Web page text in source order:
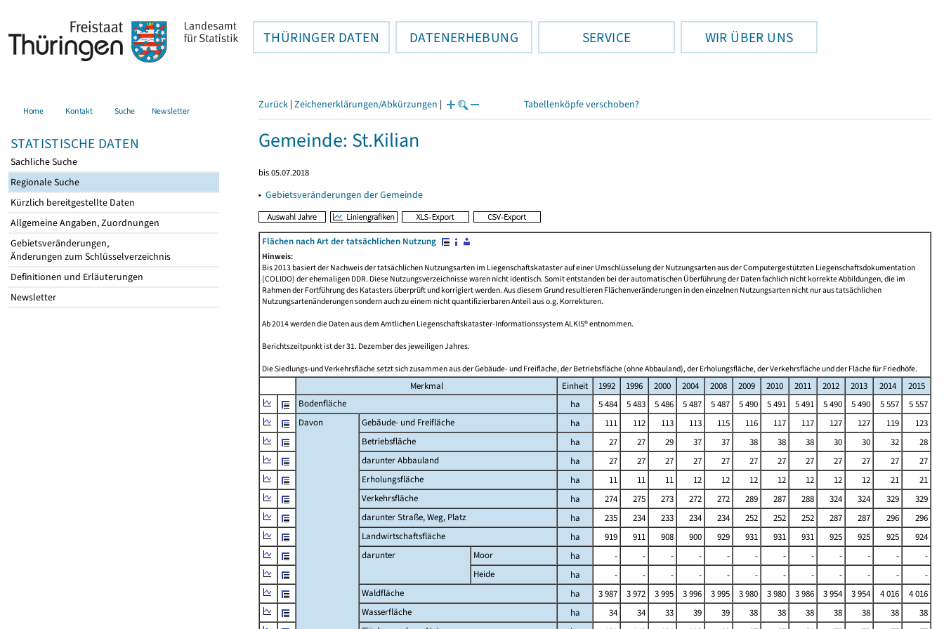
THÜRINGER DATEN DATENERHEBUNG SERVICE WIR ÜBER UNS
Home Kontakt Suche Newsletter
STATISTISCHE DATEN
Sachliche Suche
Regionale Suche
Kürzlich bereitgestellte Daten
Allgemeine Angaben, Zuordnungen
Gebietsveränderungen,
Änderungen zum Schlüsselverzeichnis
Definitionen und Erläuterungen
Newsletter
Zurück | Zeichenerklärungen/Abkürzungen | Tabellenköpfe verschoben?
Gemeinde: St.Kilian
bis 05.07.2018
▸ Gebietsveränderungen der Gemeinde
Flächen nach Art der tatsächlichen Nutzung
Hinweis:
Bis 2013 basiert der Nachweis der tatsächlichen Nutzungsarten im Liegenschaftskataster auf einer Umschlüsselung der Nutzungsarten aus der Computergestützten Liegenschaftsdokumentation
(COLIDO) der ehemaligen DDR. Diese Nutzungsverzeichnisse waren nicht identisch. Somit entstanden bei der automatischen Überführung der Daten fachlich nicht korrekte Abbildungen, die im
Rahmen der Fortführung des Katasters überprüft und korrigiert werden. Aus diesem Grund resultieren Flächenveränderungen in den einzelnen Nutzungsarten nicht nur aus tatsächlichen
Nutzungsartenänderungen sondern auch zu einem nicht quantifizierbaren Anteil aus o.g. Korrekturen.
Ab 2014 werden die Daten aus dem Amtlichen Liegenschaftskataster-Informationssystem ALKIS® entnommen.
Berichtszeitpunkt ist der 31. Dezember des jeweiligen Jahres.
Die Siedlungs-und Verkehrsfläche setzt sich zusammen aus der Gebäude- und Freifläche, der Betriebsfläche (ohne Abbauland), der Erholungsfläche, der Verkehrsfläche und der Fläche für Friedhöfe.
Merkmal Einheit 1992 1996 2000 2004 2008 2009 2010 2011 2012 2013 2014
2015
Bodenfläche
ha 5 484 5 483 5 486 5 487 5 487 5 490 5 491 5 491 5 490 5 490 5 557
5 557
Davon
Gebäude- und Freifläche ha 111 112 113 113 115 116 117 117 127 127 119
123
Betriebsfläche
ha 27 27 29 37 37 38 38 38 30 30 32
28
darunter Abbauland
ha 27 27 27 27 27 27 27 27 27 27 27
27
Erholungsfläche
ha 11 11 11 12 12 12 12 12 12 12 21
21
Verkehrsfläche
ha 274 275 273 272 272 289 287 288 324 324 329
329
darunter Straße, Weg, Platz
ha 235 234 233 234 234 252 252 252 287 287 296
296
Landwirtschaftsfläche
ha 919 911 908 900 929 931 931 931 925 925 925
924
darunter
Moor ha - - - - - - - - - - -
-
Heide
ha - - - - - - - - - - -
-
Waldfläche
ha 3 987 3 972 3 995 3 996 3 995 3 980 3 980 3 986 3 954 3 954 4 016
4 016
Wasserfläche
ha 34 34 33 39 39 38 38 38 38 38 38
38